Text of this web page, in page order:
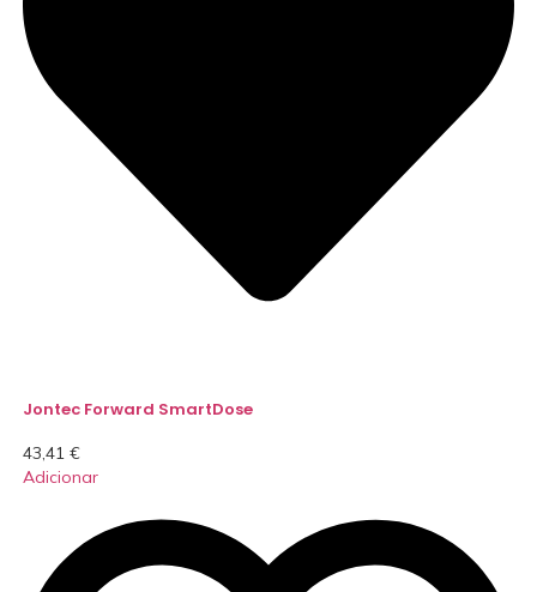
Jontec Forward SmartDose
43,41 €
Adicionar